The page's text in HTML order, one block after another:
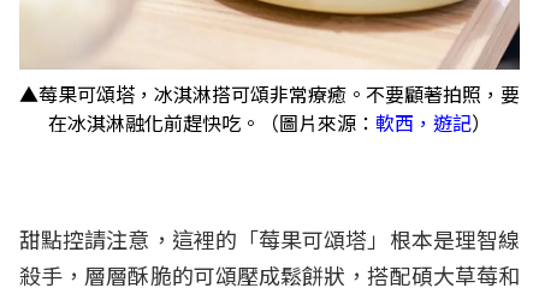
▲莓果可頌塔，冰淇淋搭可頌非常療癒。不要顧著拍照，要
在冰淇淋融化前趕快吃。（圖片來源： 軟西，遊記）
甜點控請注意，這裡的「莓果可頌塔」根本是理智線
殺手，層層酥脆的可頌壓成鬆餅狀，搭配碩大草莓和